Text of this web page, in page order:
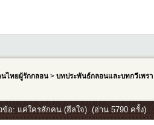
ไทยผู้รักกลอน> บทประพันธ์กลอนและบทกวีเพรา
ข้อ: แค่ใครสักคน (ฮีลใจ) (อ่าน 5790 ครั้ง)